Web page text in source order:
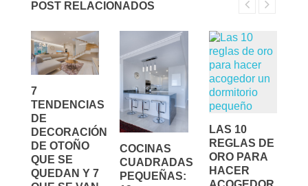
POST RELACIONADOS
7
TENDENCIAS
DE
DECORACIÓN
DE OTOÑO
QUE SE
QUEDAN Y 7
COCINAS
CUADRADAS
PEQUEÑAS:
LAS 10
REGLAS DE
ORO PARA
HACER